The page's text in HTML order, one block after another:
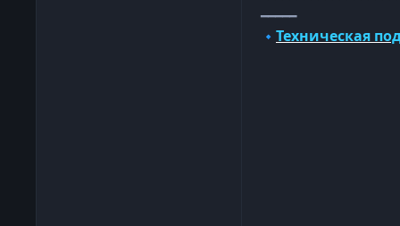
━━━━━
🔹 Техническая